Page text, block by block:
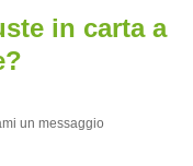
in carta a
un messaggio